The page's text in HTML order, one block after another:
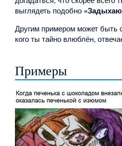
выглядеть подобно
Другим примером может быть
кого ты тайно влюблён,
Примеры